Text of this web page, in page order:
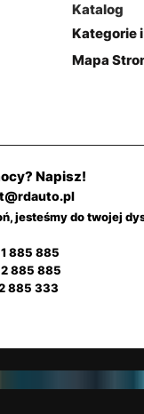
Katalog
Kategorie
Mapa
Napisz!
jesteśmy do twojej
885 885
885 885
885 333